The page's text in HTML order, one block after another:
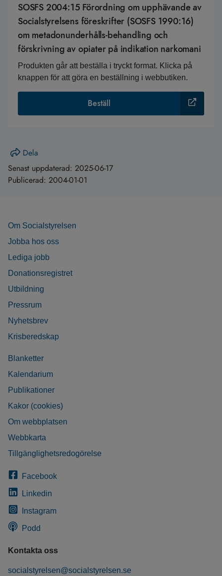
SOSFS 2004:15 Förordning om upphävande av
Socialstyrelsens föreskrifter (SOSFS 1990:16)
om metadonunderhålls-behandling och
förskrivning av opiater på indikation narkomani
Produkten går att beställa i tryckt format. Klicka på
knappen för att göra en beställning i webbutiken.
Beställ
Dela
Senast uppdaterad: 2025-06-17
Publicerad: 2004-01-01
Om Socialstyrelsen
Jobba hos oss
Lediga jobb
Donationsregistret
Utbildning
Pressrum
Nyhetsbrev
Krisberedskap
Blanketter
Kalendarium
Publikationer
Kakor (cookies)
Om webbplatsen
Webbkarta
Tillgänglighetsredogörelse
Facebook
Linkedin
Instagram
Podd
Kontakta oss
socialstyrelsen@socialstyrelsen.se